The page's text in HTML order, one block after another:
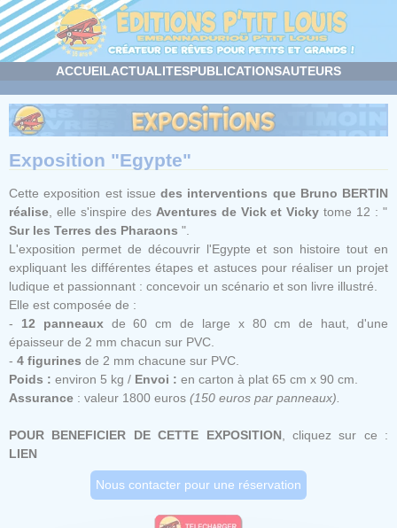
ACCUEILACTUALITESPUBLICATIONSAUTEURS
Exposition "Egypte"
Cette exposition est issue des interventions que Bruno BERTIN
réalise , elle s'inspire des Aventures de Vick et Vicky tome 12 : "
Sur les Terres des Pharaons ".
L'exposition permet de découvrir l'Egypte et son histoire tout en
expliquant les différentes étapes et astuces pour réaliser un projet
ludique et passionnant : concevoir un scénario et son livre illustré.
Elle est composée de :
- 12 panneaux de 60 cm de large x 80 cm de haut, d'une
épaisseur de 2 mm chacun sur PVC.
- 4 figurines de 2 mm chacune sur PVC.
Poids : environ 5 kg / Envoi : en carton à plat 65 cm x 90 cm.
Assurance : valeur 1800 euros (150 euros par panneaux).
POUR BENEFICIER DE CETTE EXPOSITION , cliquez sur ce :
LIEN
Nous contacter pour une réservation
Panneau de gestion des cookies